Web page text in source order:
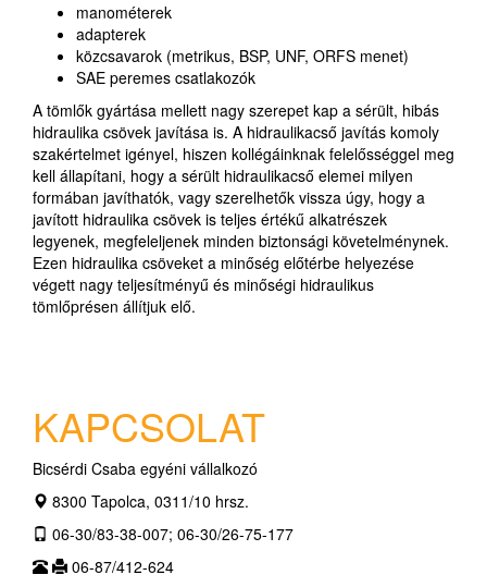
manométerek
adapterek
közcsavarok (metrikus, BSP, UNF, ORFS menet)
SAE peremes csatlakozók
A tömlők gyártása mellett nagy szerepet kap a sérült, hibás
hidraulika csövek javítása is. A hidraulikacső javítás komoly
szakértelmet igényel, hiszen kollégáinknak felelősséggel meg
kell állapítani, hogy a sérült hidraulikacső elemei milyen
formában javíthatók, vagy szerelhetők vissza úgy, hogy a
javított hidraulika csövek is teljes értékű alkatrészek
legyenek, megfeleljenek minden biztonsági követelménynek.
Ezen hidraulika csöveket a minőség előtérbe helyezése
végett nagy teljesítményű és minőségi hidraulikus
tömlőprésen állítjuk elő.
KAPCSOLAT
Bicsérdi Csaba egyéni vállalkozó
8300 Tapolca, 0311/10 hrsz.
06-30/83-38-007; 06-30/26-75-177
06-87/412-624